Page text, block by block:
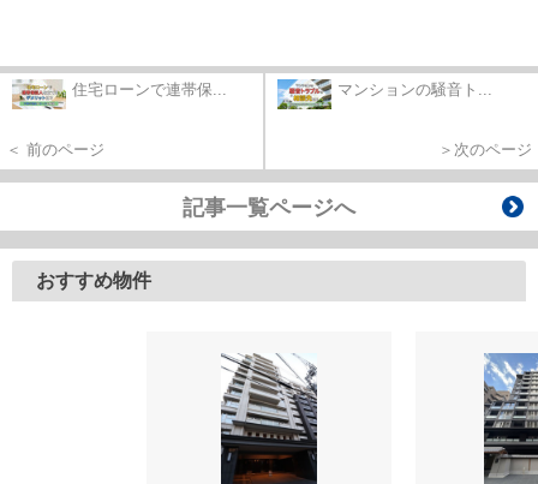
住宅ローンで連帯保...
＜ 前のページ
マンションの騒音ト...
＞次のページ
記事一覧ページへ
おすすめ物件